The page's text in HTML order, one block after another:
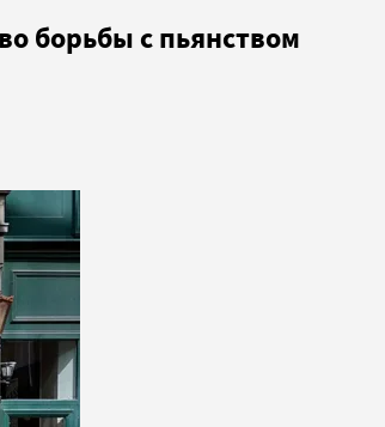
борьбы с пьянством